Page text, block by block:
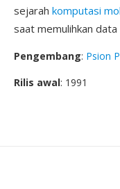
sejarah komputasi
saat memulihkan
Pengembang: Psion
Rilis awal: 1991